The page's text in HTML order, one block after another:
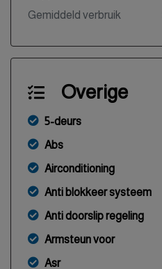
Gemiddeld verbruik
Overige
5-deurs
Abs
Airconditioning
Anti blokkeer systeem
Anti doorslip regeling
Armsteun voor
Asr